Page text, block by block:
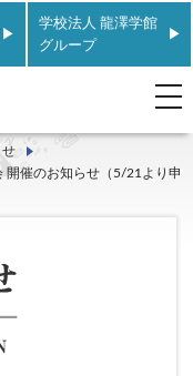
学校法人 龍澤学館
グループ
t
o
g
l
せ
開催のお知らせ（5/21より申